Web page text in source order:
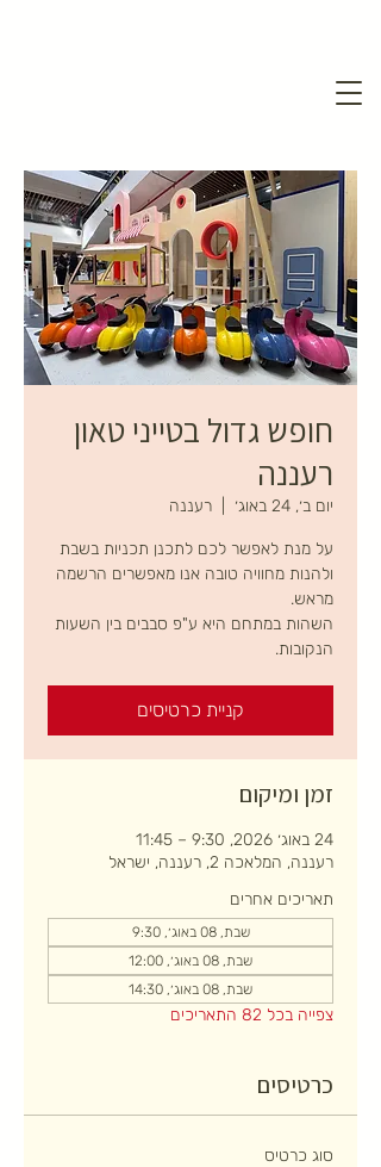
חופש גדול בטייני טאון
רעננה
יום ב׳, 24 באוג׳ רעננה
על מנת לאפשר לכם לתכנן תכניות בשבת
ולהנות מחוויה טובה אנו מאפשרים הרשמה
השהות במתחם היא ע"פ סבבים בין השעות
הנקובות.
קניית כרטיסים
זמן ומיקום
24 באוג׳ 2026, 9:30 – 11:45
רעננה, המלאכה 2, רעננה, ישראל
תאריכים אחרים
שבת, 08 באוג׳, 9:30
שבת, 08 באוג׳, 12:00
שבת, 08 באוג׳, 14:30
צפייה בכל 82 התאריכים
כרטיסים
סוג כרטיס